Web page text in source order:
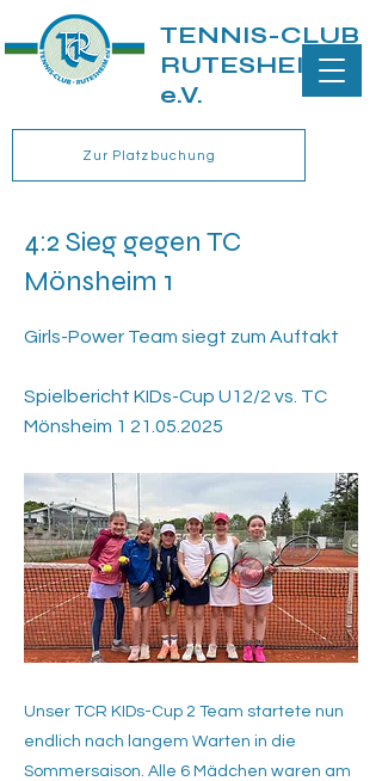
TENNIS-CLUB
RUTESHEIM
e.V.
Zur Platzbuchung
4:2 Sieg gegen TC
Mönsheim 1
Girls-Power Team siegt zum Auftakt
Spielbericht KIDs-Cup U12/2 vs. TC
Mönsheim 1 21.05.2025
Unser TCR KIDs-Cup 2 Team startete nun
endlich nach langem Warten in die
Sommersaison. Alle 6 Mädchen waren am